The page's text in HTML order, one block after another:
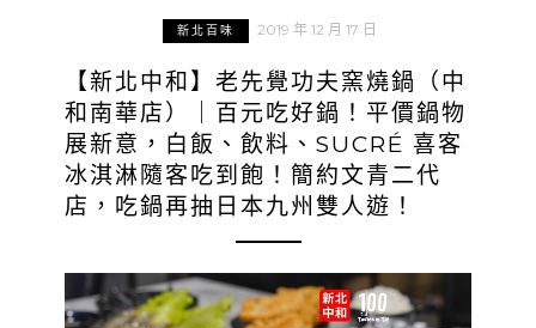
新北百味 2019 年 12 月 17 日
【新北中和】老先覺功夫窯燒鍋（中
和南華店）｜百元吃好鍋！平價鍋物
展新意，白飯、飲料、SUCRÉ 喜客
冰淇淋隨客吃到飽！簡約文青二代
店，吃鍋再抽日本九州雙人遊！